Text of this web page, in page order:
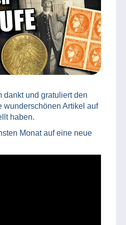
dankt und gratuliert den
wunderschönen Artikel auf
haben.
Monat auf eine neue